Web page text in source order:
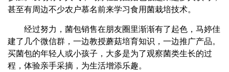
甚至有周边不少农户慕名前来学习食用菌栽培技术。
经过努力，菌包销售在朋友圈里渐渐有了起色，马婷佳
建了几个微信群，一边教授蘑菇培育知识，一边推广产品。
买菌包的年轻人或小孩子，大多是为了观察菌类生长的过
程，体验亲手采摘，为生活增添乐趣。